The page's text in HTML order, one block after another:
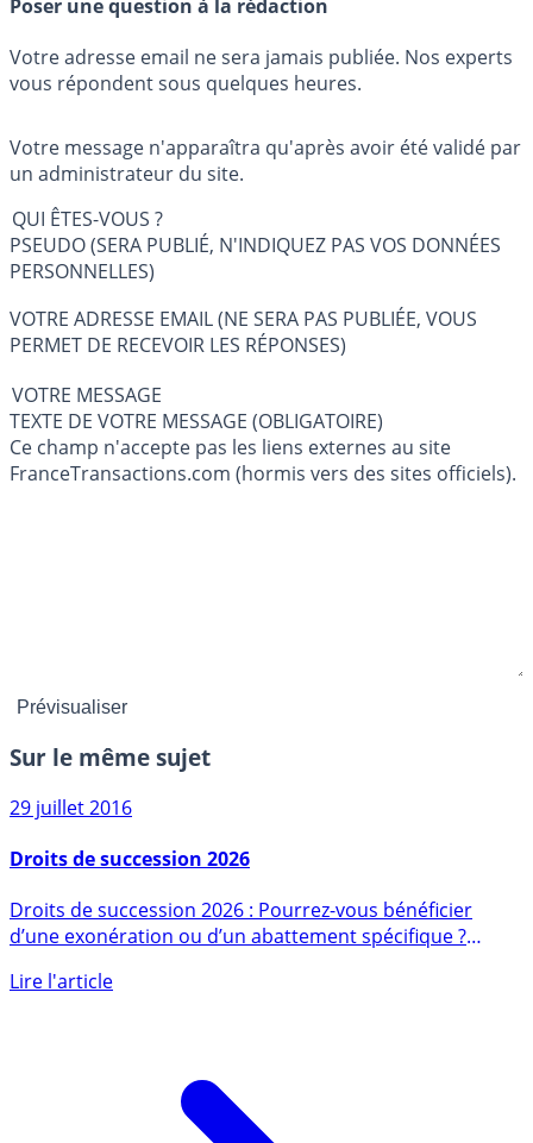
Poser une question à la rédaction
Votre adresse email ne sera jamais publiée. Nos experts
vous répondent sous quelques heures.
Votre message n'apparaîtra qu'après avoir été validé par
un administrateur du site.
QUI ÊTES-VOUS ?
PSEUDO (SERA PUBLIÉ, N'INDIQUEZ PAS VOS DONNÉES
PERSONNELLES)
VOTRE ADRESSE EMAIL (NE SERA PAS PUBLIÉE, VOUS
PERMET DE RECEVOIR LES RÉPONSES)
VOTRE MESSAGE
TEXTE DE VOTRE MESSAGE (OBLIGATOIRE)
Ce champ n'accepte pas les liens externes au site
FranceTransactions.com (hormis vers des sites officiels).
Sur le même sujet
Droits de succession 2026 : Pourrez-vous bénéficier
d’une exonération ou d’un abattement spécifique ?
Explications sur (...)